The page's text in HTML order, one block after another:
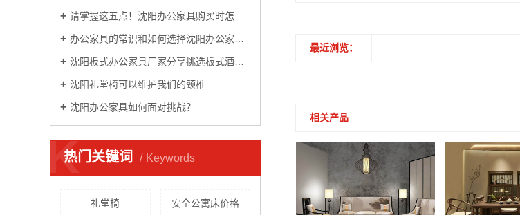
请掌握这五点！沈阳办公家具​购买时怎么选好？
办公家具的常识和如何选择沈阳办公家具！
沈阳板式办公家具厂家分享挑选板式酒店家具的方法是什么？
沈阳礼堂椅可以维护我们的颈椎
沈阳办公家具如何面对挑战？
热门关键词 Keywords
K
礼堂椅 安全公寓床价格
最近浏览：
相关产品